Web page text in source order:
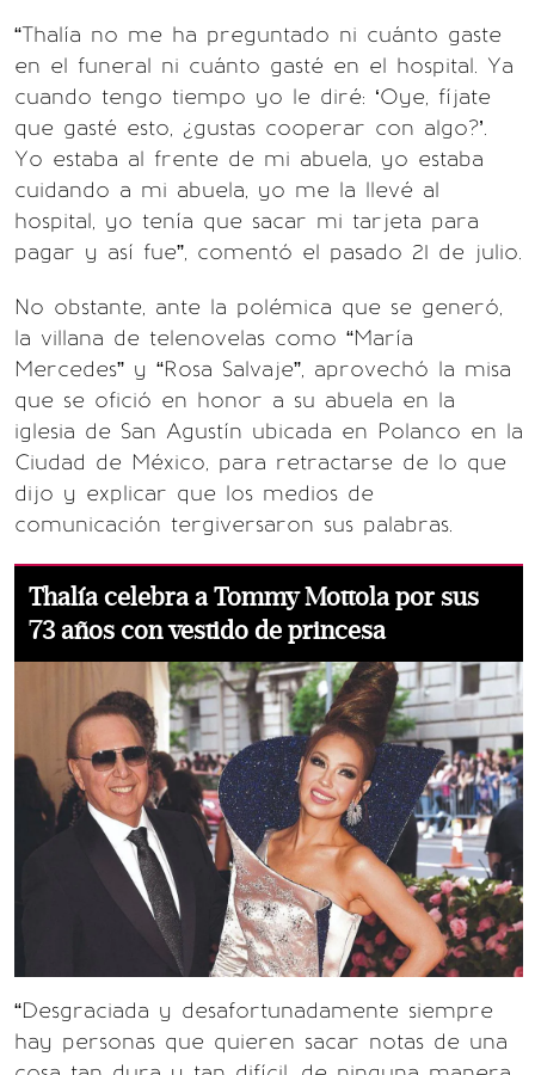
“Thalía no me ha preguntado ni cuánto gaste
en el funeral ni cuánto gasté en el hospital. Ya
cuando tengo tiempo yo le diré: ‘Oye, fíjate
que gasté esto, ¿gustas cooperar con algo?’.
Yo estaba al frente de mi abuela, yo estaba
cuidando a mi abuela, yo me la llevé al
hospital, yo tenía que sacar mi tarjeta para
pagar y así fue”, comentó el pasado 21 de julio.
No obstante, ante la polémica que se generó,
la villana de telenovelas como “María
Mercedes” y “Rosa Salvaje”, aprovechó la misa
que se ofició en honor a su abuela en la
iglesia de San Agustín ubicada en Polanco en la
Ciudad de México, para retractarse de lo que
dijo y explicar que los medios de
comunicación tergiversaron sus palabras.
Thalía celebra a Tommy Mottola por sus
73 años con vestido de princesa
“Desgraciada y desafortunadamente siempre
hay personas que quieren sacar notas de una